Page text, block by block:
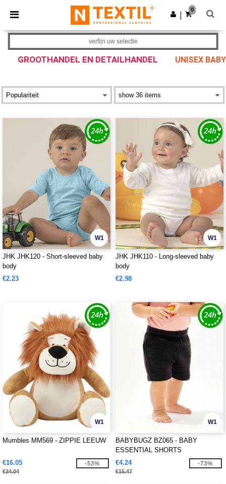
× Ntextil-app
Betere prijzen in de app!
Download app
0
GROOTHANDEL EN DETAILHANDEL UNISEX
verfijn uw selectie
W1
JHK JHK120 - Short-sleeved baby
body
€2.23
W1
JHK JHK110 - Long-sleeved baby
body
€2.98
W1
Mumbles MM569 - ZIPPIE LEEUW
€16.05
€34.04
-53%
W1
BABYBUGZ BZ065 - BABY
ESSENTIAL SHORTS
€4.24
€15.47
-73%